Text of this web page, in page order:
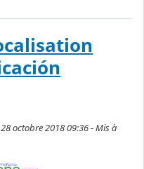
octobre 2018 09:36 - Mis à